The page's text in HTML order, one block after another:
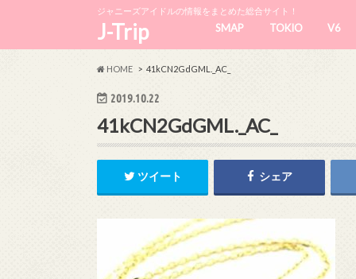
ジャニーズアイドルの情報をまとめた総合サイト！
J-Trip SMAP TOKIO V6
HOME 41kCN2GdGML._AC_
2019.10.22
41kCN2GdGML._AC_
ツイート シェア